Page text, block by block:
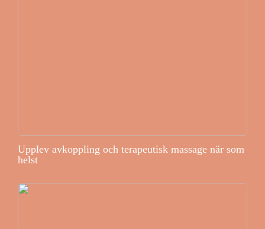
Upplev avkoppling och terapeutisk massage när som
helst